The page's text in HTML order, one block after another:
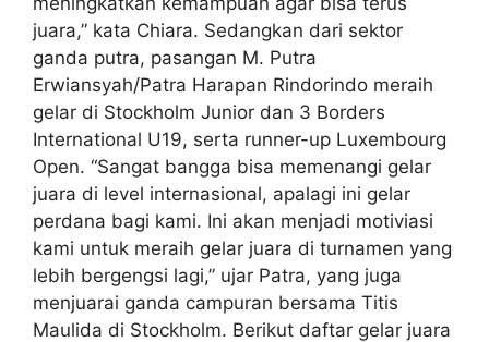
juara,” kata Chiara. Sedangkan dari sektor
ganda putra, pasangan M. Putra
Erwiansyah/Patra Harapan Rindorindo meraih
gelar di Stockholm Junior dan 3 Borders
International U19, serta runner-up Luxembourg
Open. “Sangat bangga bisa memenangi gelar
juara di level internasional, apalagi ini gelar
perdana bagi kami. Ini akan menjadi motiviasi
kami untuk meraih gelar juara di turnamen yang
lebih bergengsi lagi,” ujar Patra, yang juga
menjuarai ganda campuran bersama Titis
Maulida di Stockholm. Berikut daftar gelar juara